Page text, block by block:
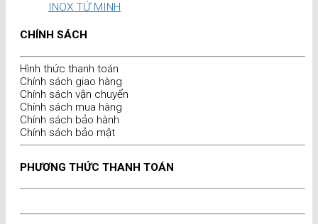
INOX TỨ MINH
CHÍNH SÁCH
Hình thức thanh toán
Chính sách giao hàng
Chính sách vận chuyển
Chính sách mua hàng
Chính sách bảo hành
Chính sách bảo mật
PHƯƠNG THỨC THANH TOÁN